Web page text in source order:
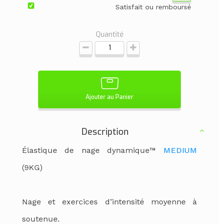
Satisfait ou remboursé
Quantité
Ajouter au Panier
Description
Élastique de nage dynamique™
MEDIUM
(9KG)
Nage et exercices d’intensité moyenne à
soutenue.